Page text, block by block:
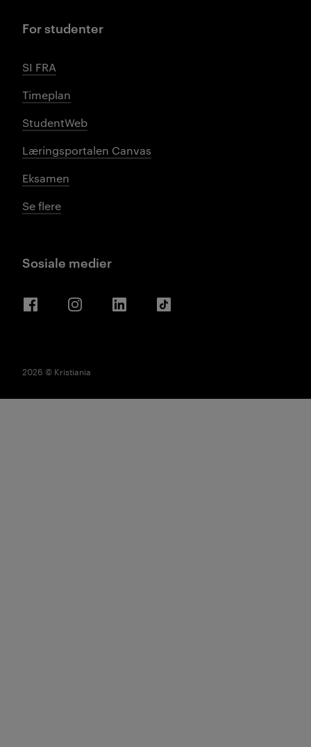
For studenter
SI FRA
Timeplan
StudentWeb
Læringsportalen Canvas
Eksamen
Se flere
Sosiale medier
2026 © Kristiania